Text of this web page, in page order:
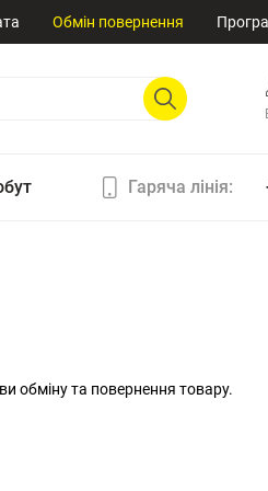
Обмін повернення
Гаряча лінія:
обміну та повернення товару.